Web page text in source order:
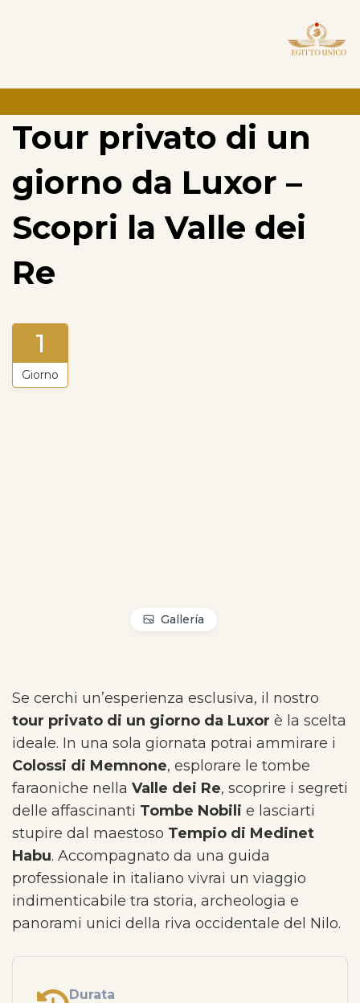
Tour privato di un
giorno da Luxor –
Scopri la Valle dei
Re
1
Giorno
Gallería
Se cerchi un’esperienza esclusiva, il nostro
tour privato di un giorno da Luxor è la scelta
ideale. In una sola giornata potrai ammirare i
Colossi di Memnone, esplorare le tombe
faraoniche nella Valle dei Re, scoprire i segreti
delle affascinanti Tombe Nobili e lasciarti
stupire dal maestoso Tempio di Medinet
Habu. Accompagnato da una guida
professionale in italiano vivrai un viaggio
indimenticabile tra storia, archeologia e
panorami unici della riva occidentale del Nilo.
Durata